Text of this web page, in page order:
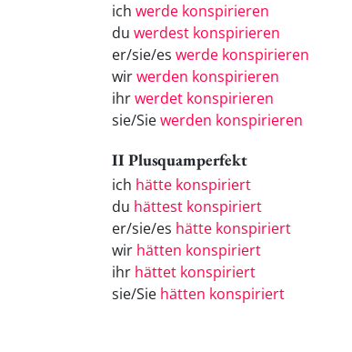
ich werde konspirieren
du werdest konspirieren
er/sie/es werde konspirieren
wirwerden konspirieren
ihrwerdet konspirieren
sie/Siewerden konspirieren
II Plusquamperfekt
ich hätte konspiriert
du hättest konspiriert
er/sie/es hätte konspiriert
wir hätten konspiriert
ihr hättet konspiriert
sie/Sie hätten konspiriert